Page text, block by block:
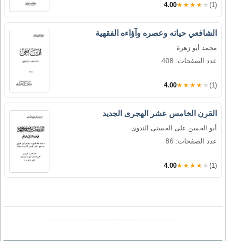
4.00★★★★★ (1)
الشافعي حياته وعصره وآؤاءه الفقهية
محمد أبو زهرة
عدد الصفحات: 408
4.00★★★★★ (1)
القرن الخامس عشر الهجرى الجديد
أبو الحسن على الحسنى الندوى
عدد الصفحات: 86
4.00★★★★★ (1)